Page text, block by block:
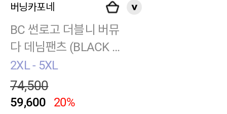
버닝카포네
BC 썬로고 더블니 버뮤
다 데님팬츠 (BLACK D
ENIM)
2XL - 5XL
74,500
59,600 20%